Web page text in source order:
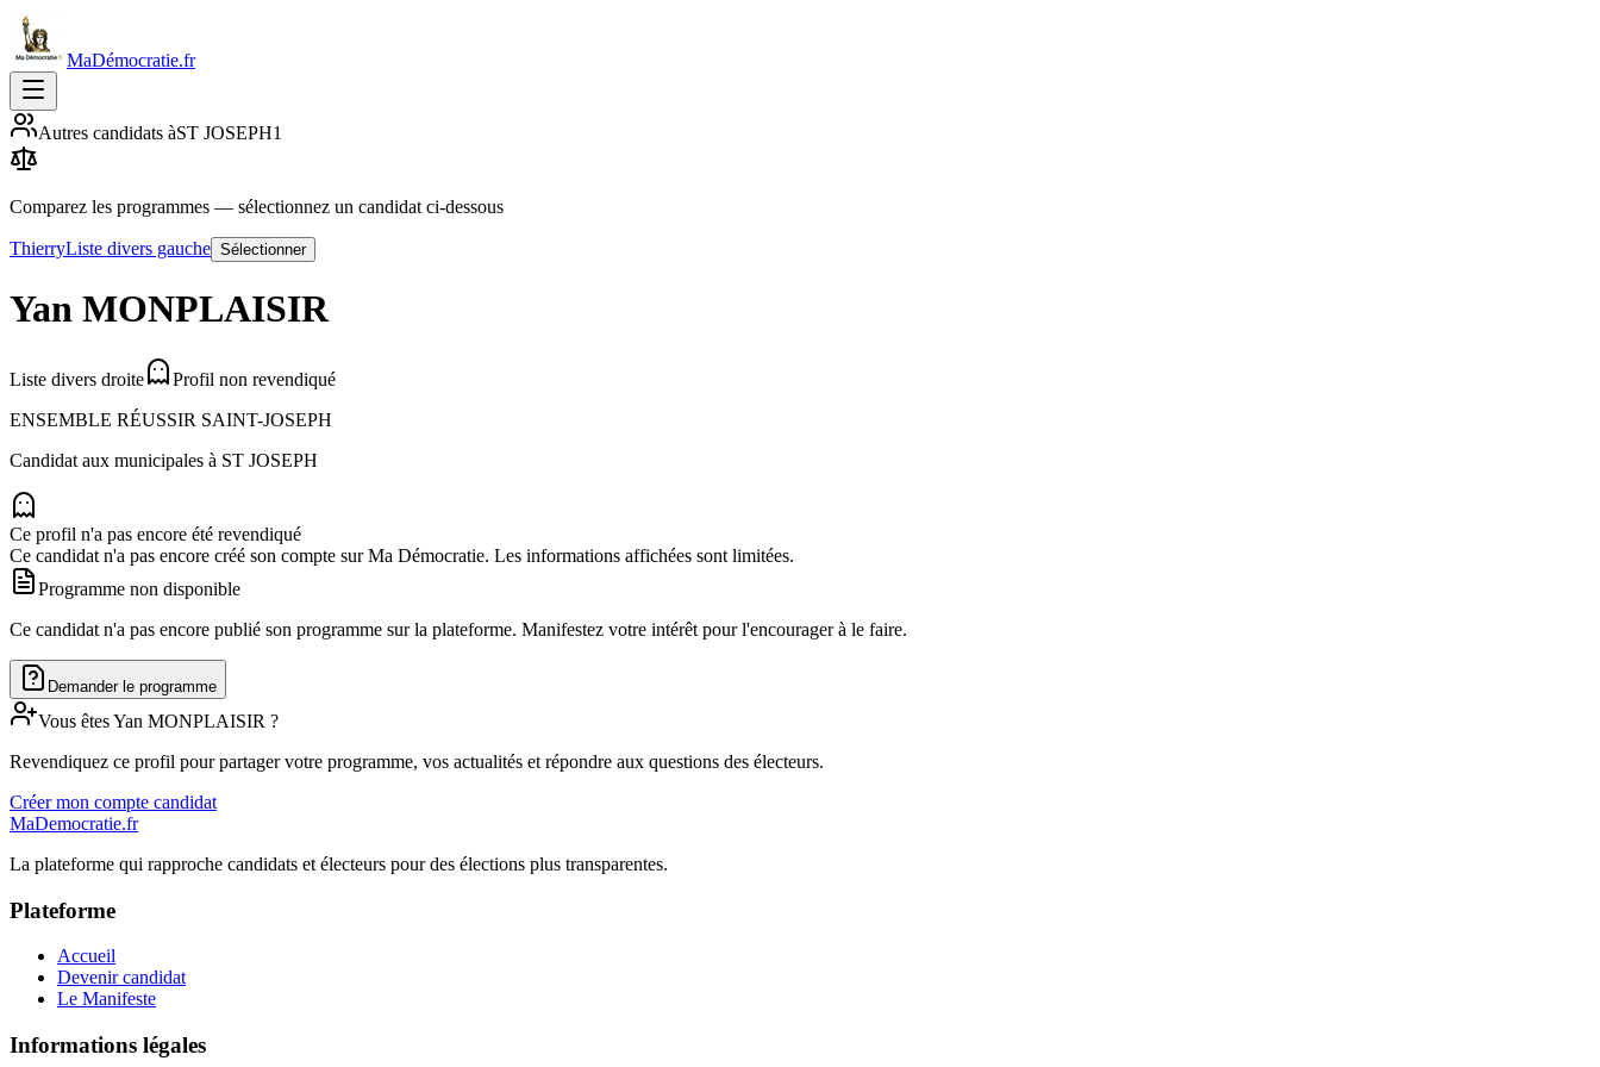
MaDémocratie.fr
Autres candidats àST JOSEPH1
Comparez les programmes — sélectionnez un candidat ci-dessous
ThierryListe divers gauche Sélectionner
Yan MONPLAISIR
Liste divers droite
Profil non revendiqué
ENSEMBLE RÉUSSIR SAINT-JOSEPH
Candidat aux municipales à ST JOSEPH
Ce profil n'a pas encore été revendiqué
Ce candidat n'a pas encore créé son compte sur Ma Démocratie. Les informations affichées sont limitées.
Programme non disponible
Ce candidat n'a pas encore publié son programme sur la plateforme. Manifestez votre intérêt pour l'encourager à le faire.
Demander le programme
Vous êtesYan MONPLAISIR ?
Revendiquez ce profil pour partager votre programme, vos actualités et répondre aux questions des électeurs.
Créer mon compte candidat
MaDemocratie.fr
La plateforme qui rapproche candidats et électeurs pour des élections plus transparentes.
Plateforme
Accueil
Devenir candidat
Le Manifeste
Informations légales